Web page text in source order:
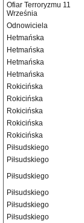
Ofiar Terroryzmu 11
Września
Odnowiciela
Hetmańska
Hetmańska
Hetmańska
Hetmańska
Rokicińska
Rokicińska
Rokicińska
Rokicińska
Rokicińska
Piłsudskiego
Piłsudskiego
Piłsudskiego
Piłsudskiego
Piłsudskiego
Piłsudskiego